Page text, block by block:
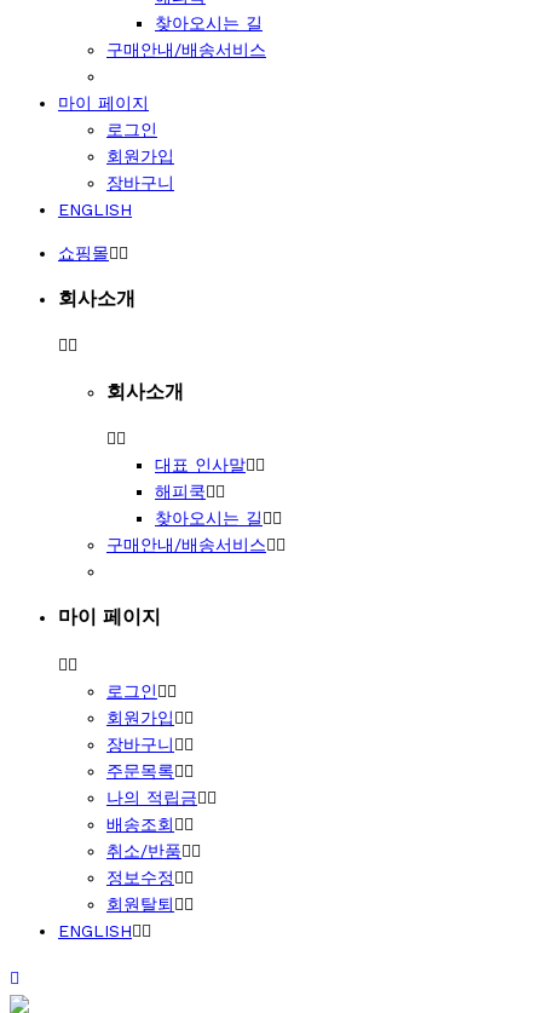
찾아오시는 길
구매안내/배송서비스
마이 페이지
로그인
회원가입
장바구니
ENGLISH
쇼핑몰
회사소개
회사소개
대표 인사말
해피쿡
찾아오시는 길
구매안내/배송서비스
마이 페이지
로그인
회원가입
장바구니
주문목록
나의 적립금
배송조회
취소/반품
정보수정
회원탈퇴
ENGLISH